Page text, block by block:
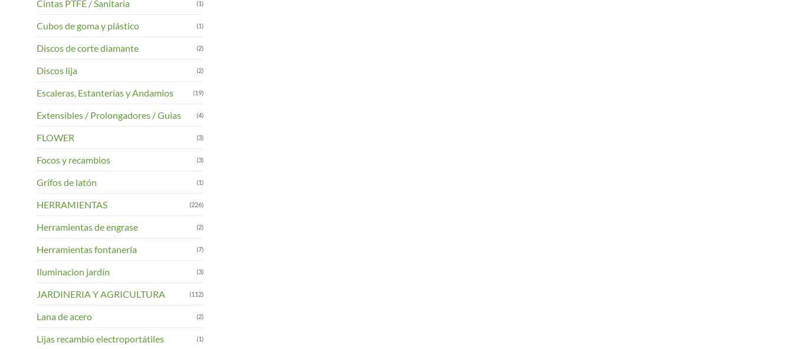
Cintas PTFE / Sanitaria (1)
Cubos de goma y plástico (1)
Discos de corte diamante (2)
Discos lija (2)
Escaleras, Estanterías y Andamios (19)
Extensibles / Prolongadores / Guias (4)
FLOWER (3)
Focos y recambios (3)
Grifos de latón (1)
HERRAMIENTAS (226)
Herramientas de engrase (2)
Herramientas fontanería (7)
Iluminacion jardín (3)
JARDINERIA Y AGRICULTURA (112)
Lana de acero (2)
Lijas recambio electroportátiles (1)